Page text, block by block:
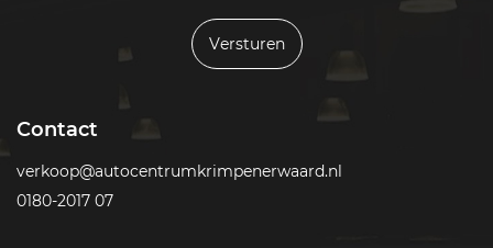
Versturen
Contact
verkoop@autocentrumkrimpenerwaard.nl
0180-2017 07